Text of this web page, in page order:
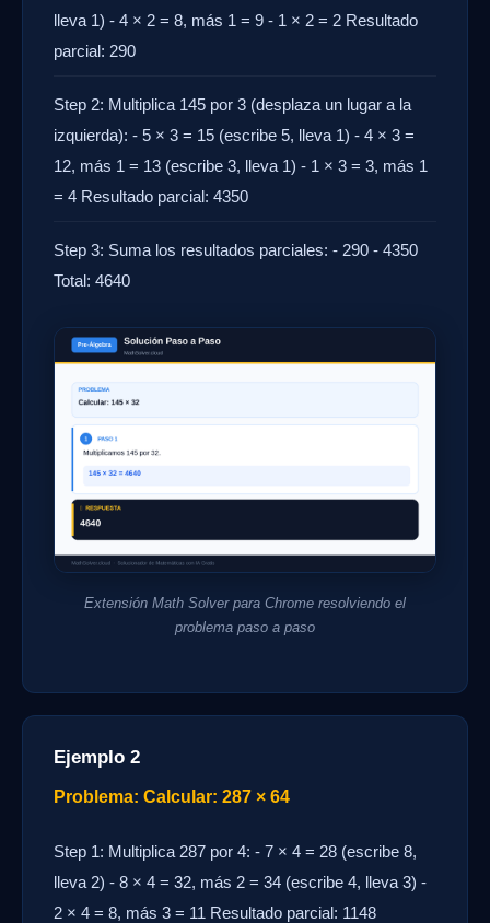
lleva 1) - 4 × 2 = 8, más 1 = 9 - 1 × 2 = 2 Resultado
parcial: 290
Step 2: Multiplica 145 por 3 (desplaza un lugar a la
izquierda): - 5 × 3 = 15 (escribe 5, lleva 1) - 4 × 3 =
12, más 1 = 13 (escribe 3, lleva 1) - 1 × 3 = 3, más 1
= 4 Resultado parcial: 4350
Step 3: Suma los resultados parciales: - 290 - 4350
Total: 4640
Extensión Math Solver para Chrome resolviendo el
problema paso a paso
Ejemplo 2
Problema: Calcular: 287 × 64
Step 1: Multiplica 287 por 4: - 7 × 4 = 28 (escribe 8,
lleva 2) - 8 × 4 = 32, más 2 = 34 (escribe 4, lleva 3) -
2 × 4 = 8, más 3 = 11 Resultado parcial: 1148